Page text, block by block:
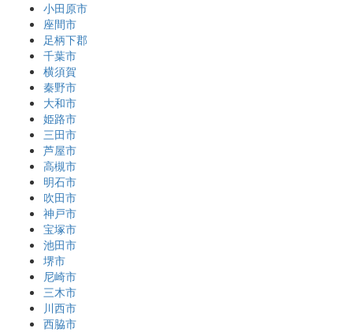
小田原市
座間市
足柄下郡
千葉市
横須賀
秦野市
大和市
姫路市
三田市
芦屋市
高槻市
明石市
吹田市
神戸市
宝塚市
池田市
堺市
尼崎市
三木市
川西市
西脇市